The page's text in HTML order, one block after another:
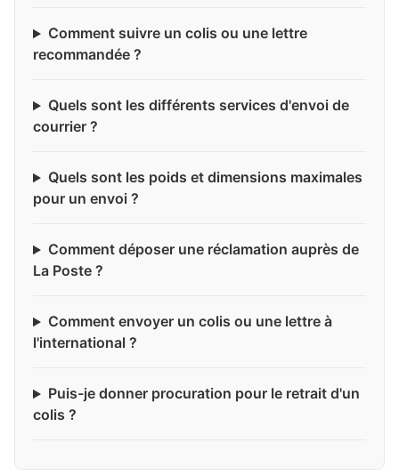
Comment suivre un colis ou une lettre
recommandée ?
Quels sont les différents services d'envoi de
courrier ?
Quels sont les poids et dimensions maximales
pour un envoi ?
Comment déposer une réclamation auprès de
La Poste ?
Comment envoyer un colis ou une lettre à
l'international ?
Puis-je donner procuration pour le retrait d'un
colis ?